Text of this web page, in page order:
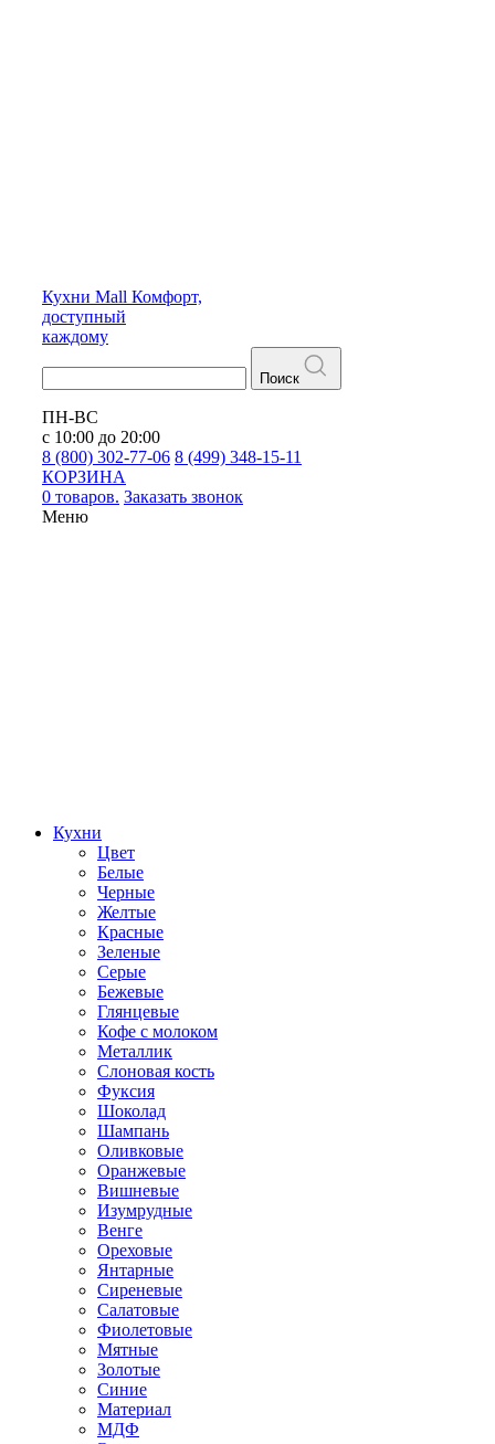
Кухни Mall Комфорт,
доступный
каждому
Поиск
ПН-ВС
с 10:00 до 20:00
8 (800) 302-77-06 8 (499) 348-15-11
КОРЗИНА
0 товаров. Заказать звонок
Меню
Кухни
Цвет
Белые
Черные
Желтые
Красные
Зеленые
Серые
Бежевые
Глянцевые
Кофе с молоком
Металлик
Слоновая кость
Фуксия
Шоколад
Шампань
Оливковые
Оранжевые
Вишневые
Изумрудные
Венге
Ореховые
Янтарные
Сиреневые
Салатовые
Фиолетовые
Мятные
Золотые
Синие
Материал
МДФ